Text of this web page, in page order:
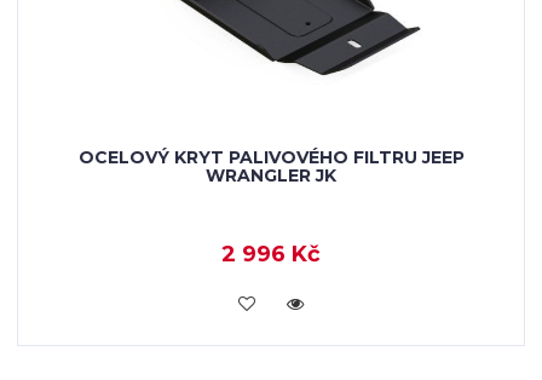
OCELOVÝ KRYT PALIVOVÉHO FILTRU JEEP
WRANGLER JK
2 996 Kč
KOUPIT